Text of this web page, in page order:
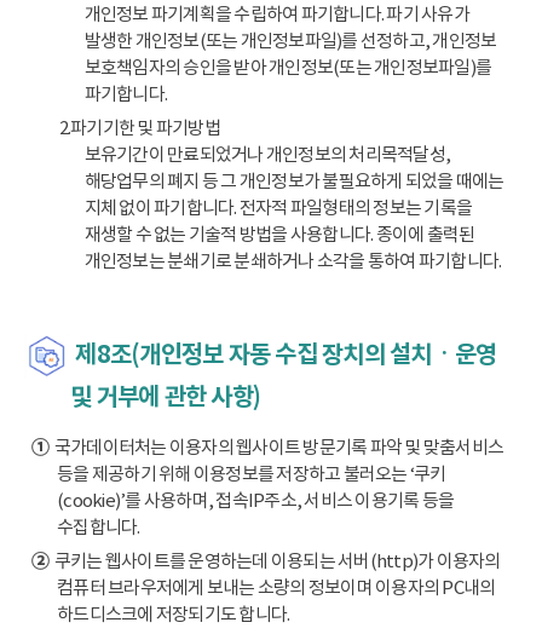
개인정보 파기계획을 수립하여 파기합니다. 파기 사유가
발생한 개인정보(또는 개인정보파일)를 선정하고, 개인정보
보호책임자의 승인을 받아 개인정보(또는 개인정보파일)를
파기합니다.
2.파기기한 및 파기방법
보유기간이 만료되었거나 개인정보의 처리목적달성,
해당업무의 폐지 등 그 개인정보가 불필요하게 되었을 때에는
지체 없이 파기합니다. 전자적 파일형태의 정보는 기록을
재생할 수 없는 기술적 방법을 사용합니다. 종이에 출력된
개인정보는 분쇄기로 분쇄하거나 소각을 통하여 파기합니다.
제8조(개인정보 자동 수집 장치의 설치ㆍ운영
및 거부에 관한 사항)
①국가데이터처는 이용자의 웹사이트 방문기록 파악 및 맞춤서비스
등을 제공하기 위해 이용정보를 저장하고 불러오는 ‘쿠키
(cookie)’를 사용하며, 접속IP주소, 서비스 이용기록 등을
수집합니다.
②쿠키는 웹사이트를 운영하는데 이용되는 서버(http)가 이용자의
컴퓨터 브라우저에게 보내는 소량의 정보이며 이용자의 PC내의
하드디스크에 저장되기도 합니다.